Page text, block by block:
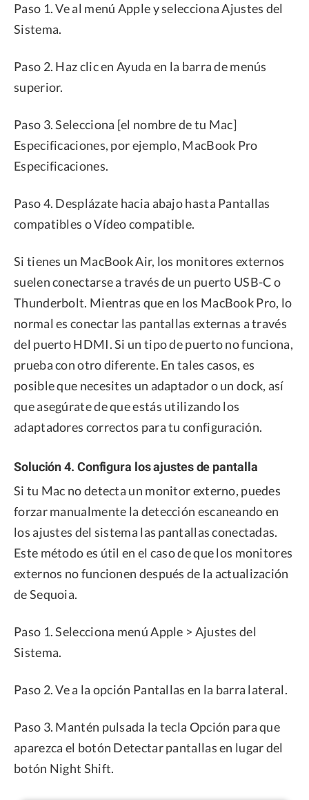
Paso 1. Ve al menú Apple y selecciona Ajustes del
Sistema.
Paso 2. Haz clic en Ayuda en la barra de menús
superior.
Paso 3. Selecciona [el nombre de tu Mac]
Especificaciones, por ejemplo, MacBook Pro
Especificaciones.
Paso 4. Desplázate hacia abajo hasta Pantallas
compatibles o Vídeo compatible.
Si tienes un MacBook Air, los monitores externos
suelen conectarse a través de un puerto USB-C o
Thunderbolt. Mientras que en los MacBook Pro, lo
normal es conectar las pantallas externas a través
del puerto HDMI. Si un tipo de puerto no funciona,
prueba con otro diferente. En tales casos, es
posible que necesites un adaptador o un dock, así
que asegúrate de que estás utilizando los
adaptadores correctos para tu configuración.
Solución 4. Configura los ajustes de pantalla
Si tu Mac no detecta un monitor externo, puedes
forzar manualmente la detección escaneando en
los ajustes del sistema las pantallas conectadas.
Este método es útil en el caso de que los monitores
externos no funcionen después de la actualización
de Sequoia.
Paso 1. Selecciona menú Apple > Ajustes del
Sistema.
Paso 2. Ve a la opción Pantallas en la barra lateral.
Paso 3. Mantén pulsada la tecla Opción para que
aparezca el botón Detectar pantallas en lugar del
botón Night Shift.